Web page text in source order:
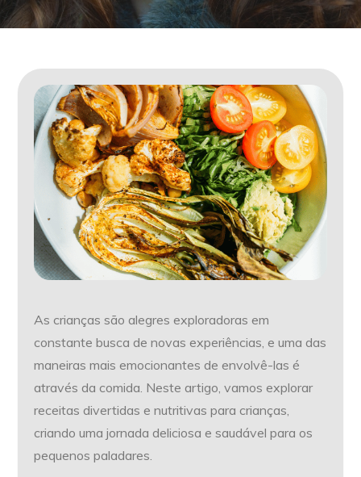
As crianças são alegres exploradoras em
constante busca de novas experiências, e uma das
maneiras mais emocionantes de envolvê-las é
através da comida. Neste artigo, vamos explorar
receitas divertidas e nutritivas para crianças,
criando uma jornada deliciosa e saudável para os
pequenos paladares.